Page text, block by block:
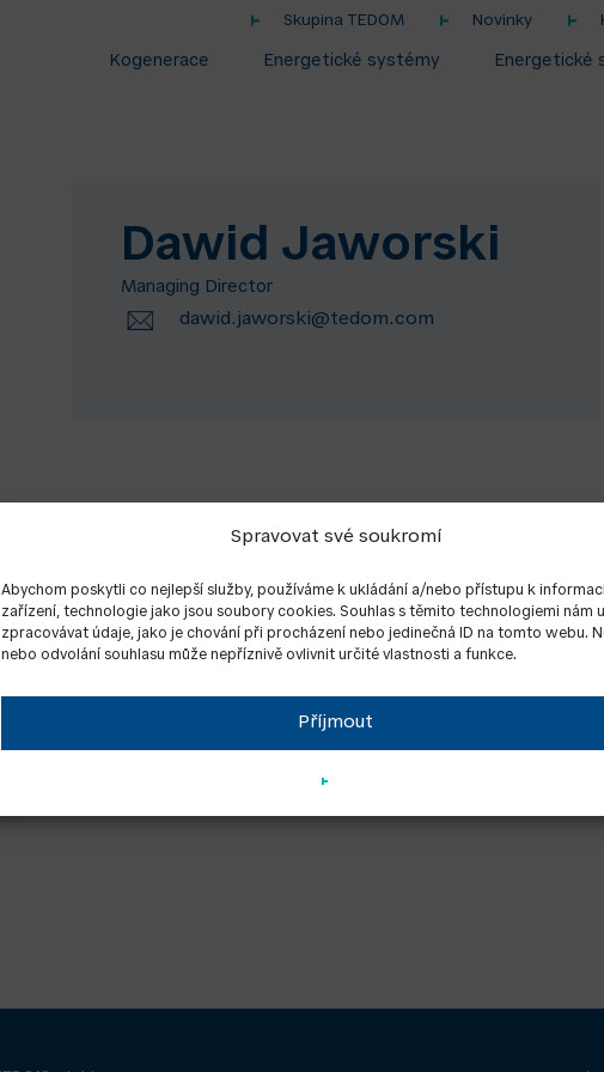
Spravovat své soukromí
Abychom poskytli co nejlepší služby, používáme k ukládání a/nebo přístupu k
zařízení, technologie jako jsou soubory cookies. Souhlas s těmito technologiemi nám
zpracovávat údaje, jako je chování při procházení nebo jedinečná ID na tomto webu.
nebo odvolání souhlasu může nepříznivě ovlivnit určité vlastnosti a funkce.
Příjmout
Skupina TEDOM Novinky
Kogenerace Energetické systémy Energetické
Dawid Jaworski
Managing Director
dawid.jaworski@tedom.com